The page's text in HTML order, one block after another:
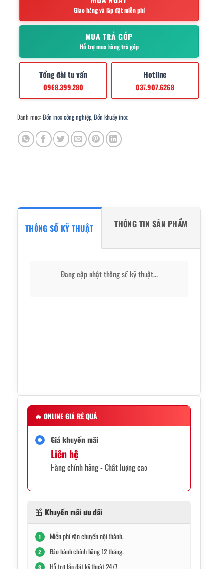
Giao hàng và lắp đặt miễn phí
MUA TRẢ GÓP
Hỗ trợ mua hàng trả góp
Tổng đài tư vấn
0968.399.280
Hotline
037.907.6268
Danh mục: Bồn inox công nghiệp,Bồn khuấy inox
THÔNG SỐ KỸ THUẬT THÔNG TIN SẢN PHẨM
Đang cập nhật thông số kỹ thuật...
🔥 ONLINE GIÁ RẺ QUÁ
Giá khuyến mãi
Liên hệ
Hàng chính hãng - Chất lượng cao
Khuyến mãi ưu đãi
1 Miễn phí vận chuyển nội thành.
2 Bảo hành chính hãng 12 tháng.
3 Hỗ trợ lắp đặt kỹ thuật 24/7.